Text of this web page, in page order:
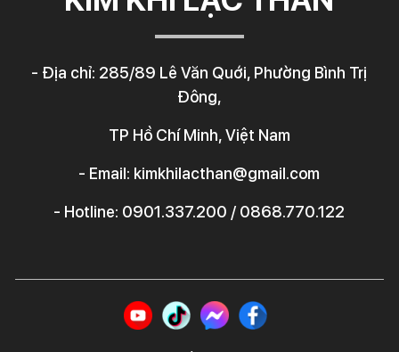
- Địa chỉ: 285/89 Lê Văn Quới, Phường Bình Trị
Đông,
TP Hồ Chí Minh, Việt Nam
- Email: kimkhilacthan@gmail.com
- Hotline: 0901.337.200 / 0868.770.122